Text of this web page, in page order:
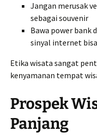
Jangan merusak
sebagai souvenir
Bawa power bank
sinyal internet
Etika wisata sangat
kenyamanan tempat
Prospek
Panjang